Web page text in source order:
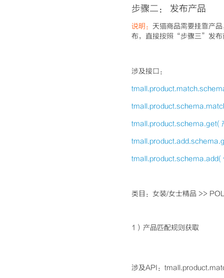
步骤二： 发布产品
说明： 天猫商品需要挂靠产
布，直接按照“步骤三”发布
涉及接口：
tmall.product.schema.get(
tmall.product.schema.add(
类目：女装/女士精品 >>
1）产品匹配规则获取
涉及API：